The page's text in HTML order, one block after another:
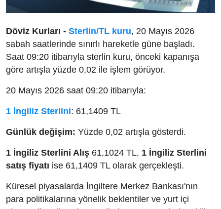
Döviz Kurları - Sterlin/TL kuru, 20 Mayıs 2026
sabah saatlerinde sınırlı hareketle güne başladı.
Saat 09:20 itibarıyla sterlin kuru, önceki kapanışa
göre artışla yüzde 0,02 ile işlem görüyor.
20 Mayıs 2026 saat 09:20 itibarıyla:
1 İngiliz Sterlini: 61,1409 TL
Günlük değişim: Yüzde 0,02 artışla gösterdi.
1 İngiliz Sterlini Alış 61,1024 TL, 1 İngiliz Sterlini
satış fiyatı ise 61,1409 TL olarak gerçekleşti.
Küresel piyasalarda İngiltere Merkez Bankası'nın
para politikalarına yönelik beklentiler ve yurt içi